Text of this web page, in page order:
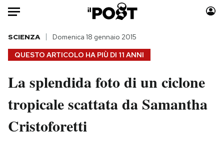
Auto
HOME
Italia
Politica
Tecnologia
Moda
Consumismi
QUESTO ARTICOLO HA PIÙ DI 11 ANNI
SCIENZA Domenica 18 gennaio 2015
La splendida foto di un ciclone
tropicale scattata da Samantha
Cristoforetti